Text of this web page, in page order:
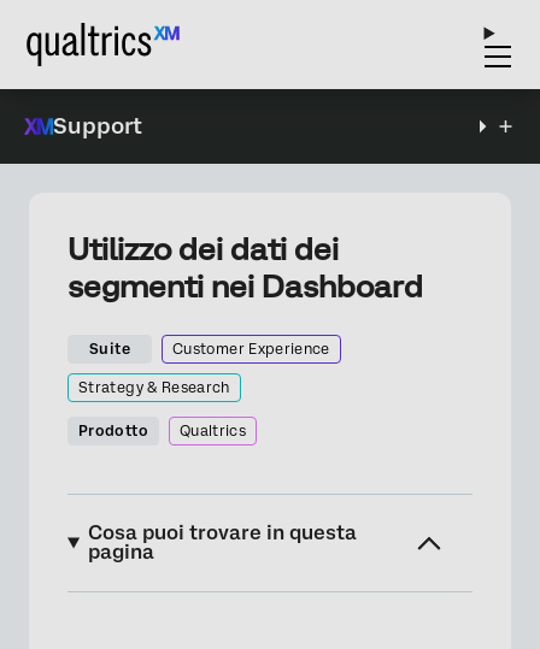
Support
Utilizzo dei dati dei
segmenti nei Dashboard
Suite Customer Experience
Strategy & Research
Prodotto Qualtrics
Cosa puoi trovare in questa
pagina